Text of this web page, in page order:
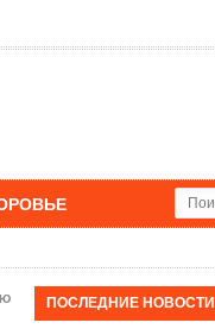
ПОСЛЕДНИЕ НОВОСТИ